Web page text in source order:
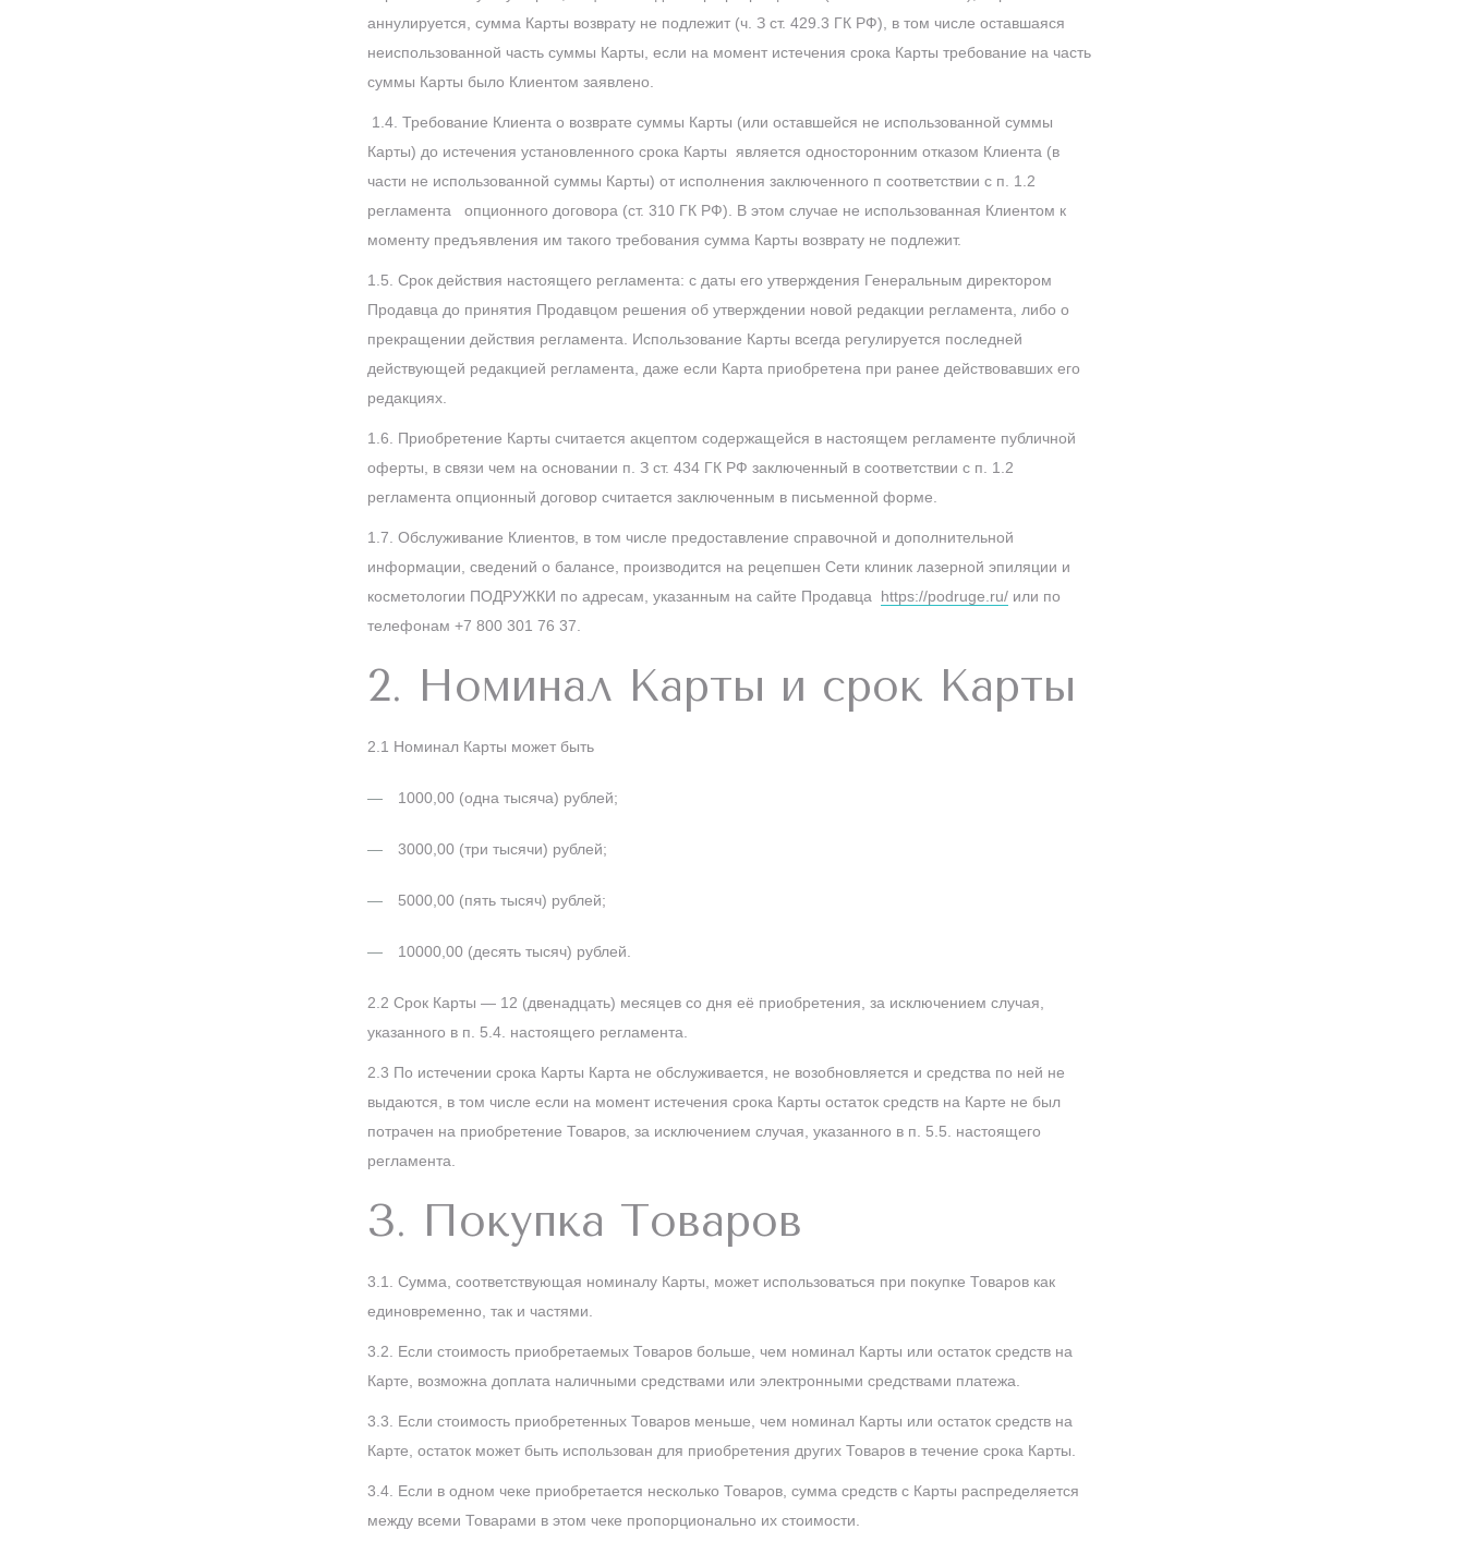
аннулируется, сумма Карты возврату не подлежит (ч. З ст. 429.3 ГК РФ), в том числе оставшаяся
неиспользованной часть суммы Карты, если на момент истечения срока Карты требование на часть
суммы Карты было Клиентом заявлено.
1.4. Требование Клиента о возврате суммы Карты (или оставшейся не использованной суммы
Карты) до истечения установленного срока Карты является односторонним отказом Клиента (в
части не использованной суммы Карты) от исполнения заключенного п соответствии с п. 1.2
регламента опционного договора (ст. 310 ГК РФ). В этом случае не использованная Клиентом к
моменту предъявления им такого требования сумма Карты возврату не подлежит.
1.5. Срок действия настоящего регламента: с даты его утверждения Генеральным директором
Продавца до принятия Продавцом решения об утверждении новой редакции регламента, либо о
прекращении действия регламента. Использование Карты всегда регулируется последней
действующей редакцией регламента, даже если Карта приобретена при ранее действовавших его
редакциях.
1.6. Приобретение Карты считается акцептом содержащейся в настоящем регламенте публичной
оферты, в связи чем на основании п. З ст. 434 ГК РФ заключенный в соответствии с п. 1.2
регламента опционный договор считается заключенным в письменной форме.
1.7. Обслуживание Клиентов, в том числе предоставление справочной и дополнительной
информации, сведений о балансе, производится на рецепшен Сети клиник лазерной эпиляции и
косметологии ПОДРУЖКИ по адресам, указанным на сайте Продавца https://podruge.ru/ или по
телефонам +7 800 301 76 37.
2. Номинал Карты и срок Карты
2.1 Номинал Карты может быть
1000,00 (одна тысяча) рублей;
3000,00 (три тысячи) рублей;
5000,00 (пять тысяч) рублей;
10000,00 (десять тысяч) рублей.
2.2 Срок Карты — 12 (двенадцать) месяцев со дня её приобретения, за исключением случая,
указанного в п. 5.4. настоящего регламента.
2.3 По истечении срока Карты Карта не обслуживается, не возобновляется и средства по ней не
выдаются, в том числе если на момент истечения срока Карты остаток средств на Карте не был
потрачен на приобретение Товаров, за исключением случая, указанного в п. 5.5. настоящего
регламента.
З. Покупка Товаров
3.1. Сумма, соответствующая номиналу Карты, может использоваться при покупке Товаров как
единовременно, так и частями.
3.2. Если стоимость приобретаемых Товаров больше, чем номинал Карты или остаток средств на
Карте, возможна доплата наличными средствами или электронными средствами платежа.
3.3. Если стоимость приобретенных Товаров меньше, чем номинал Карты или остаток средств на
Карте, остаток может быть использован для приобретения других Товаров в течение срока Карты.
3.4. Если в одном чеке приобретается несколько Товаров, сумма средств с Карты распределяется
между всеми Товарами в этом чеке пропорционально их стоимости.